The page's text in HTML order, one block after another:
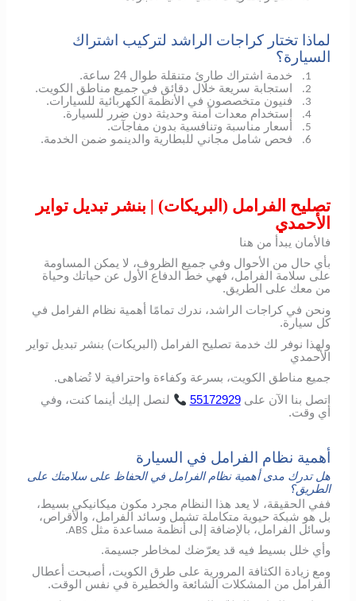
لماذا تختار كراجات الراشد لتركيب اشتراك
السيارة؟
1. خدمة اشتراك طارئ متنقلة طوال 24 ساعة.
2. استجابة سريعة خلال دقائق في جميع مناطق الكويت.
3. فنيون متخصصون في الأنظمة الكهربائية للسيارات.
4. استخدام معدات آمنة وحديثة دون ضرر للسيارة.
5. أسعار مناسبة وتنافسية بدون مفاجآت.
6. فحص شامل مجاني للبطارية والدينمو ضمن الخدمة.
تصليح الفرامل (البريكات) | بنشر تبديل تواير
الأحمدي
فالأمان يبدأ من هنا
بأي حال من الأحوال وفي جميع الظروف، لا يمكن المساومة
على سلامة الفرامل، فهي خط الدفاع الأول عن حياتك وحياة
من معك على الطريق.
ونحن في كراجات الراشد، ندرك تمامًا أهمية نظام الفرامل في
كل سيارة.
ولهذا نوفر لك خدمة تصليح الفرامل (البريكات) بنشر تبديل تواير
الأحمدي
جميع مناطق الكويت، بسرعة وكفاءة واحترافية لا تُضاهى.
اتصل بنا الآن على 55172929 لنصل إليك أينما كنت، وفي
أي وقت.
أهمية نظام الفرامل في السيارة
هل تدرك مدى أهمية نظام الفرامل في الحفاظ على سلامتك على
الطريق؟
ففي الحقيقة، لا يعد هذا النظام مجرد مكون ميكانيكي بسيط،
بل هو شبكة حيوية متكاملة تشمل وسائد الفرامل، والأقراص،
وسائل الفرامل، بالإضافة إلى أنظمة مساعدة مثلABS
.
وأي خلل بسيط فيه قد يعرّضك لمخاطر جسيمة.
ومع زيادة الكثافة المرورية على طرق الكويت، أصبحت أعطال
الفرامل من المشكلات الشائعة والخطيرة في نفس الوقت.